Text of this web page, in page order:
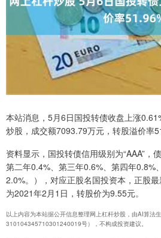
本站消息，5月6日国投转债收盘上涨
炒股，成交额7093.79万元，转股溢价率
资料显示，国投转债信用级别为“AAA”，
第二年0.4%、第三年0.6%、第四年0.8%
2.0%。），对应正股名国投资本，正股
为2021年2月1日，转股价为9.55元。
以上内容为本站据公开信息整理网上杠杆炒股，由AI算法
310104345710301240019号），不构成投资建议。